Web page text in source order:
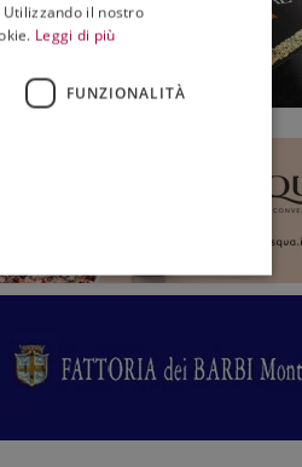
il nostro
Leggi di più
FUNZIONALITÀ